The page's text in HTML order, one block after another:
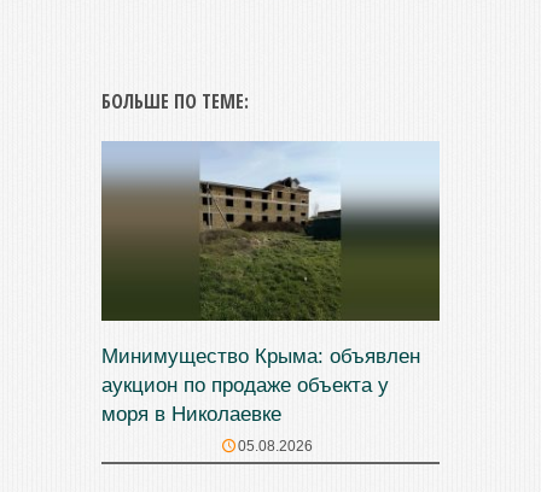
БОЛЬШЕ ПО ТЕМЕ:
Минимущество Крыма: объявлен
аукцион по продаже объекта у
моря в Николаевке
05.08.2026